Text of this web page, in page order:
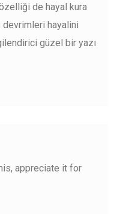
de hayal kura
hayalini
güzel bir yazı
appreciate it for